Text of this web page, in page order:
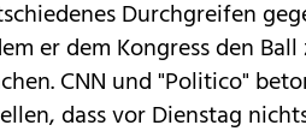
Durchgreifen
er dem Kongress den
CNN und "Politico"
dass vor Dienstag